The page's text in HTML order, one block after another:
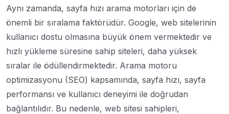
Aynı zamanda, sayfa hızı arama motorları için de
önemli bir sıralama faktörüdür. Google, web sitelerinin
kullanıcı dostu olmasına büyük önem vermektedir ve
hızlı yükleme süresine sahip siteleri, daha yüksek
sıralar ile ödüllendirmektedir. Arama motoru
optimizasyonu (SEO) kapsamında, sayfa hızı, sayfa
performansı ve kullanıcı deneyimi ile doğrudan
bağlantılıdır. Bu nedenle, web sitesi sahipleri,